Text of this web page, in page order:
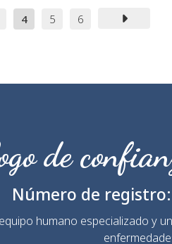
4 5 6
de
Número de registro:
humano especializado